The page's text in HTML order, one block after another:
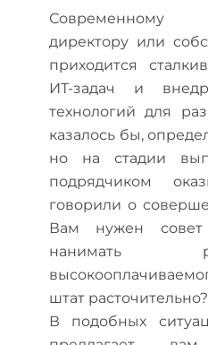
Современному
директору или
приходится
ИТ-задач и
технологий для
казалось бы,
но на стадии
подрядчиком
говорили о
Вам нужен совет
нанимать
штат расточительно?
В подобных